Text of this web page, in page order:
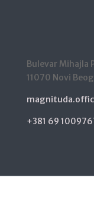
Bulevar Mihajla
11070 Novi
+381 69